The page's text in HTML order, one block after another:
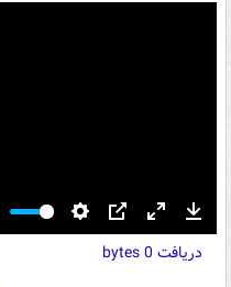
Settings
PIP Enter
fullscreen
دریافت 0 bytes